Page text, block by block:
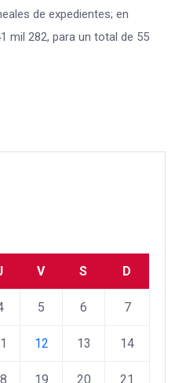
de expedientes; en
mil 282, para un total de 55
V S D
5 6 7
12 13 14
19 20 21